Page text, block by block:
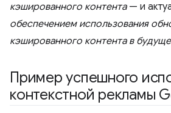
кэшированного контента— и
обеспечением использования
кэшированного контента в
Пример успешного
контекстной рекламы